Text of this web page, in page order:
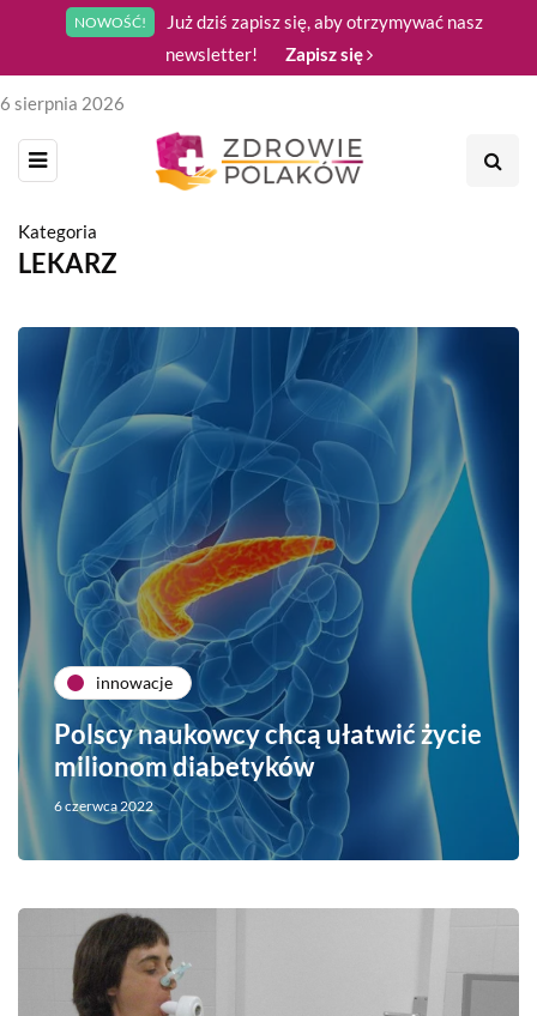
NOWOŚĆ!
Już dziś zapisz się, aby otrzymywać nasz
newsletter!
Zapisz się
6 sierpnia 2026
Kategoria
LEKARZ
innowacje
Polscy naukowcy chcą ułatwić życie
milionom diabetyków
6 czerwca 2022